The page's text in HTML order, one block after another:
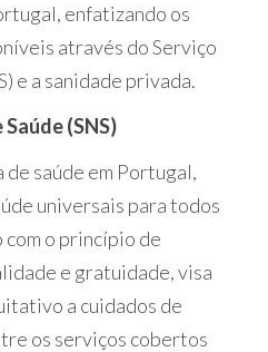
enfatizando os
através do Serviço
e a sanidade privada.
(SNS)
de saúde em Portugal,
universais para todos
com o princípio de
e gratuidade, visa
a cuidados de
os serviços cobertos